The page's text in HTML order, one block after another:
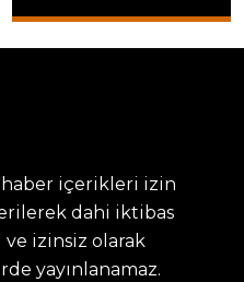
içerikleri izin
dahi iktibas
ve izinsiz olarak
yayınlanamaz.